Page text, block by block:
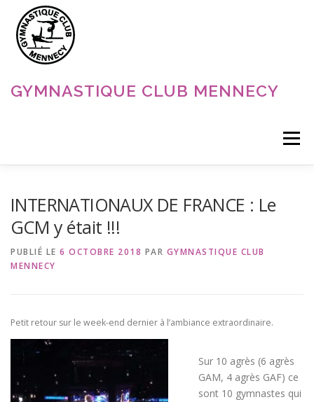
contenu
GYMNASTIQUE CLUB MENNECY
Menu
INTERNATIONAUX DE FRANCE : Le
GCM y était !!!
PUBLIÉ LE 6 OCTOBRE 2018 PAR GYMNASTIQUE CLUB
MENNECY
Petit retour sur le week-end dernier à l’ambiance extraordinaire.
Sur 10 agrès (6 agrès
GAM, 4 agrès GAF) ce
sont 10 gymnastes qui